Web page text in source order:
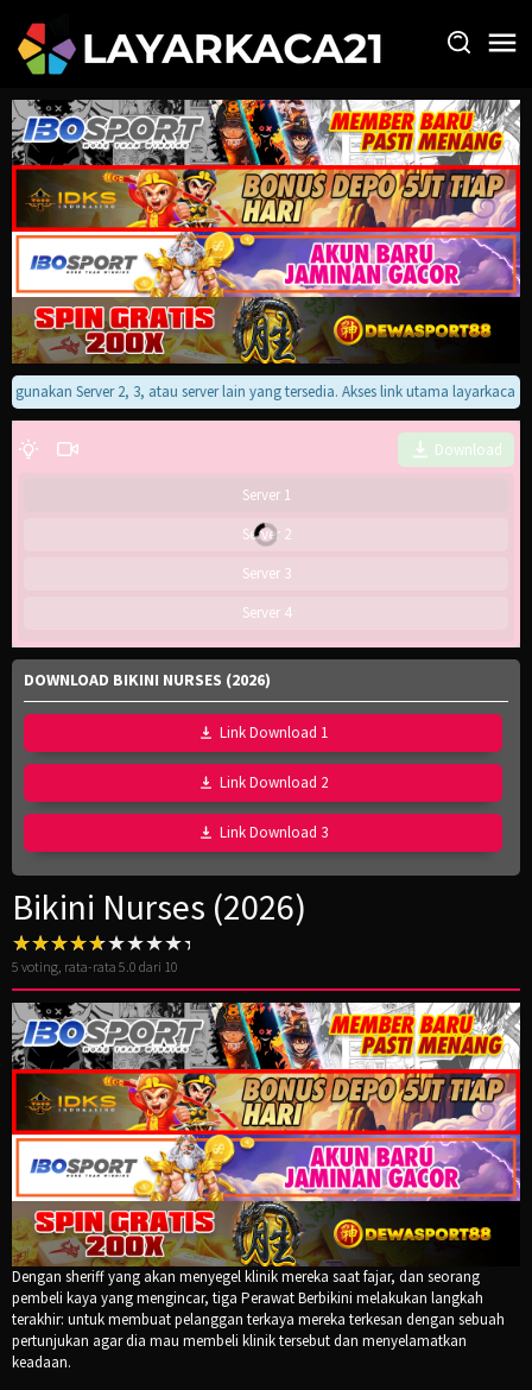
konten
Server 2, 3, atau server lain yang tersedia. Akses link utama layarkaca
Download
Server 1
Server 2
Server 3
Server 4
DOWNLOAD BIKINI NURSES (2026)
Link Download 1
Link Download 2
Link Download 3
Bikini Nurses (2026)
5 voting, rata-rata 5.0 dari 10
Dengan sheriff yang akan menyegel klinik mereka saat fajar, dan seorang
pembeli kaya yang mengincar, tiga Perawat Berbikini melakukan langkah
terakhir: untuk membuat pelanggan terkaya mereka terkesan dengan sebuah
pertunjukan agar dia mau membeli klinik tersebut dan menyelamatkan
keadaan.